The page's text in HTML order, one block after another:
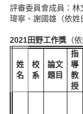
評審委員會成員：林
瑋寧、謝國雄（依姓
2021田野工作獎 （
姓
名
校
系
論文
題目
指
導
教
授